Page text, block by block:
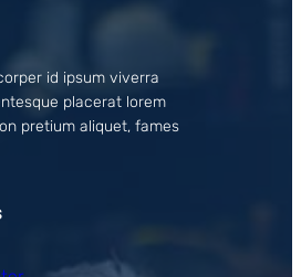
id ipsum viverra
placerat lorem
pretium aliquet, fames